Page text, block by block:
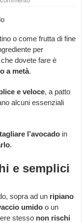
o come frutta di fine
per
dovete fare è
a metà.
e veloce, a patto
alcuni essenziali
tagliare l’avocado in
.
e semplici
sopra ad un ripiano
umido o un
stesso non rischi